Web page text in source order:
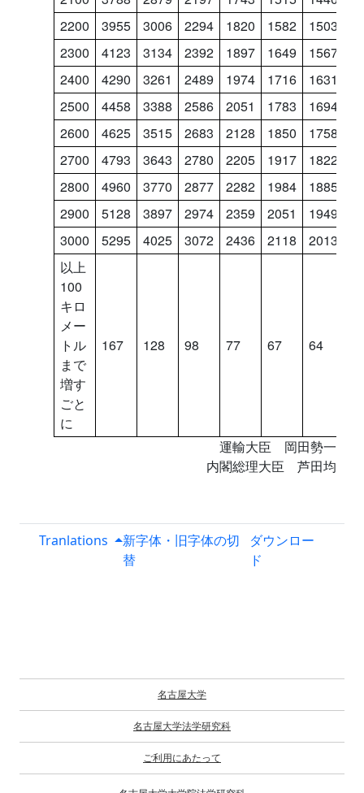
2200
3955 3006 2294 1820 1582 1503
2300
4123 3134 2392 1897 1649 1567
2400
4290 3261 2489 1974 1716 1631
2500
4458 3388 2586 2051 1783 1694
2600
4625 3515 2683 2128 1850 1758
2700
4793 3643 2780 2205 1917 1822
2800
4960 3770 2877 2282 1984 1885
2900
5128 3897 2974 2359 2051 1949
3000
5295 4025 3072 2436 2118 2013
以上
100
キロ
メー
トル
まで
増す
ごと
に
167 128 98 77 67 64
運輸大臣 岡田勢一
内閣総理大臣 芦田均
Tranlations
新字体・旧字体の切
替
ダウンロー
ド
名古屋大学
名古屋大学法学研究科
ご利用にあたって